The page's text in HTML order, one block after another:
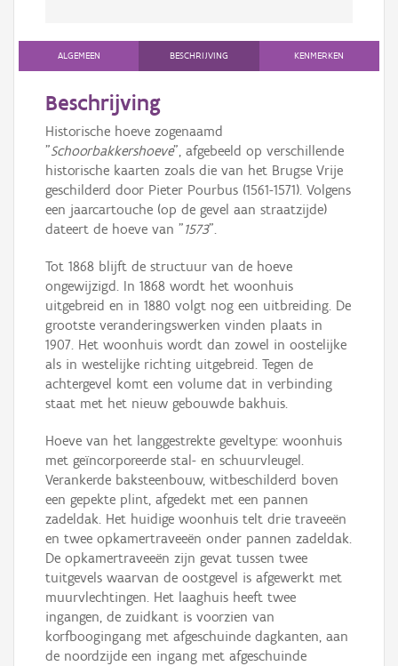
ALGEMEEN BESCHRIJVING KENMERKEN
Beschrijving
Historische hoeve zogenaamd
"Schoorbakkershoeve", afgebeeld op verschillende
historische kaarten zoals die van het Brugse Vrije
geschilderd door Pieter Pourbus (1561-1571). Volgens
een jaarcartouche (op de gevel aan straatzijde)
dateert de hoeve van "1573".
Tot 1868 blijft de structuur van de hoeve
ongewijzigd. In 1868 wordt het woonhuis
uitgebreid en in 1880 volgt nog een uitbreiding. De
grootste veranderingswerken vinden plaats in
1907. Het woonhuis wordt dan zowel in oostelijke
als in westelijke richting uitgebreid. Tegen de
achtergevel komt een volume dat in verbinding
staat met het nieuw gebouwde bakhuis.
Hoeve van het langgestrekte geveltype: woonhuis
met geïncorporeerde stal- en schuurvleugel.
Verankerde baksteenbouw, witbeschilderd boven
een gepekte plint, afgedekt met een pannen
zadeldak. Het huidige woonhuis telt drie traveeën
en twee opkamertraveeën onder pannen zadeldak.
De opkamertraveeën zijn gevat tussen twee
tuitgevels waarvan de oostgevel is afgewerkt met
muurvlechtingen. Het laaghuis heeft twee
ingangen, de zuidkant is voorzien van
korfboogingang met afgeschuinde dagkanten, aan
de noordzijde een ingang met afgeschuinde